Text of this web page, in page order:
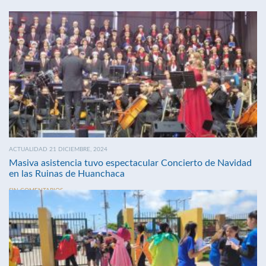
ACTUALIDAD 21 DICIEMBRE, 2024
Masiva asistencia tuvo espectacular Concierto de Navidad
en las Ruinas de Huanchaca
SIN COMENTARIOS